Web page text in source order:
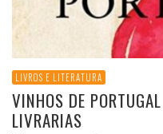
LIVROS E LITERATURA
VINHOS DE
LIVRARIAS